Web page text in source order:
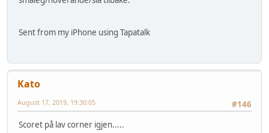
Sent from my iPhone using Tapatalk
Kato
#146
August 17, 2019, 19:30:05
Scoret på lav corner igjen.....